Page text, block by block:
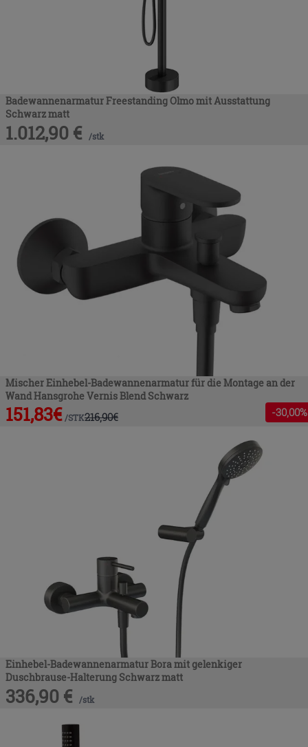
Badewannenarmatur Freestanding Olmo mit Ausstattung
Schwarz matt
1.012,90 € /stk
Mischer Einhebel-Badewannenarmatur für die Montage an der
Wand Hansgrohe Vernis Blend Schwarz
151,83€ /STK216,90€ -30,00%
Einhebel-Badewannenarmatur Bora mit gelenkiger
Duschbrause-Halterung Schwarz matt
336,90 € /stk